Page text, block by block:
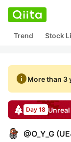
Trend Stock
infoMore than 3
Day 18
@O_Y_G (